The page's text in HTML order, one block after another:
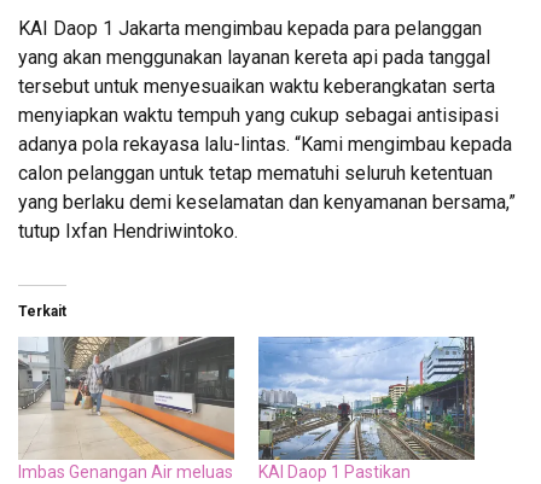
KAI Daop 1 Jakarta mengimbau kepada para pelanggan
yang akan menggunakan layanan kereta api pada tanggal
tersebut untuk menyesuaikan waktu keberangkatan serta
menyiapkan waktu tempuh yang cukup sebagai antisipasi
adanya pola rekayasa lalu-lintas. “Kami mengimbau kepada
calon pelanggan untuk tetap mematuhi seluruh ketentuan
yang berlaku demi keselamatan dan kenyamanan bersama,”
tutup Ixfan Hendriwintoko.
Terkait
Imbas Genangan Air meluas
KAI Daop 1 Pastikan